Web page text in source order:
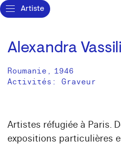
Artiste
Alexandra
Roumanie , 1946
Activités: Graveur
Artistes réfugiée à Paris.
expositions particulières